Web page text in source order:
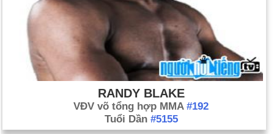
RANDY BLAKE
VĐV võ tổng hợp MMA #192
Tuổi Dần #5155